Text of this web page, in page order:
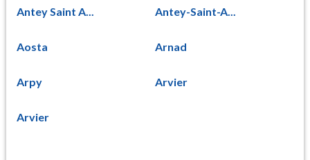
Antey Saint A... Antey-Saint-A...
Aosta Arnad
Arpy Arvier
Arvier